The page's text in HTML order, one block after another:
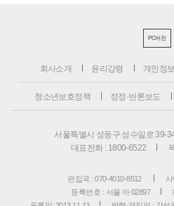
PC버전
회사소개 윤리강령 개인정
청소년보호정책 정정·반론보도
서울특별시 성동구 성수일로 39-
대표전화 : 1800-6522
편집국 : 070-4010-8512
등록번호 : 서울 아 02897